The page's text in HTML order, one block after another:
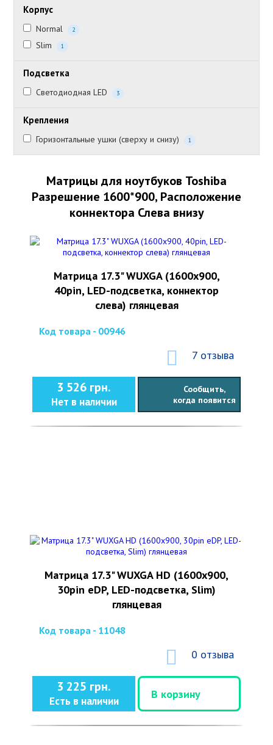
Корпус
Normal 2
Slim 1
Подсветка
Светодиодная LED 3
Крепления
Горизонтальные ушки (сверху и снизу) 1
Матрицы для ноутбуков Toshiba
Разрешение 1600*900, Расположение
коннектора Слева внизу
Матрица 17.3" WUXGA (1600х900,
40pin, LED-подсветка, коннектор
слева) глянцевая
Код товара - 00946
7 отзыва
3 526 грн.
Нет в наличии
Сообщить,
когда появится
Матрица 17.3" WUXGA HD (1600x900,
30pin eDP, LED-подсветка, Slim)
глянцевая
Код товара - 11048
0 отзыва
3 225 грн.
Есть в наличии
В корзину